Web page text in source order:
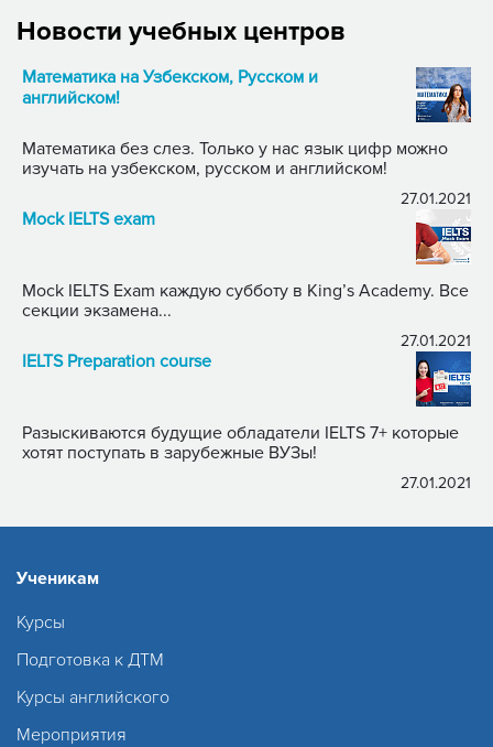
Новости учебных центров
Математика на Узбекском, Русском и
английском!
Математика без слез. Только у нас язык цифр можно
изучать на узбекском, русском и английском!
27.01.2021
Mock IELTS exam
Mock IELTS Exam каждую субботу в King’s Academy. Все
секции экзамена...
27.01.2021
IELTS Preparation course
Разыскиваются будущие обладатели IELTS 7+ которые
хотят поступать в зарубежные ВУЗы!
27.01.2021
Ученикам
Курсы
Подготовка к ДТМ
Курсы английского
Мероприятия